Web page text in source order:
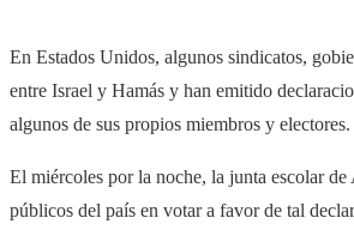
En Estados Unidos, algunos sindicatos,
entre Israel y Hamás y han emitido
algunos de sus propios miembros y electores.
El miércoles por la noche, la junta escolar
públicos del país en votar a favor de tal